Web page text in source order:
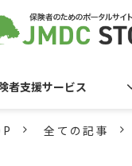
者支援サービス
全ての記事